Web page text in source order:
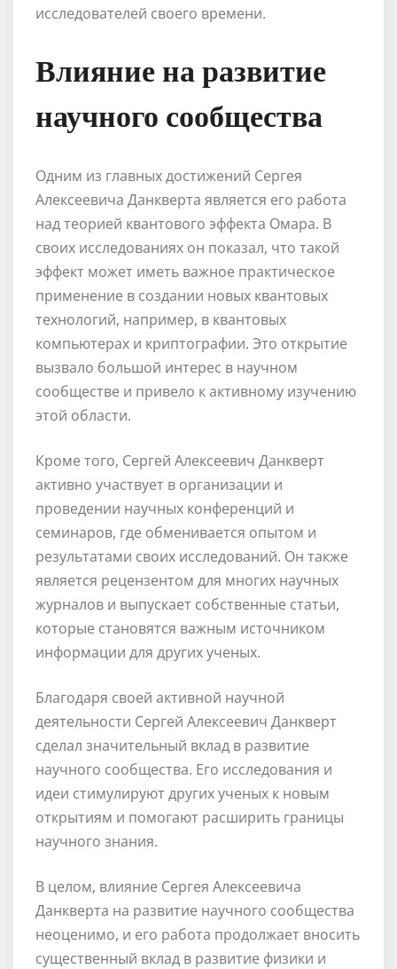
исследователей своего времени.
Влияние на развитие
научного сообщества
Одним из главных достижений Сергея
Алексеевича Данкверта является его работа
над теорией квантового эффекта Омара. В
своих исследованиях он показал, что такой
эффект может иметь важное практическое
применение в создании новых квантовых
технологий, например, в квантовых
компьютерах и криптографии. Это открытие
вызвало большой интерес в научном
сообществе и привело к активному изучению
этой области.
Кроме того, Сергей Алексеевич Данкверт
активно участвует в организации и
проведении научных конференций и
семинаров, где обменивается опытом и
результатами своих исследований. Он также
является рецензентом для многих научных
журналов и выпускает собственные статьи,
которые становятся важным источником
информации для других ученых.
Благодаря своей активной научной
деятельности Сергей Алексеевич Данкверт
сделал значительный вклад в развитие
научного сообщества. Его исследования и
идеи стимулируют других ученых к новым
открытиям и помогают расширить границы
научного знания.
В целом, влияние Сергея Алексеевича
Данкверта на развитие научного сообщества
неоценимо, и его работа продолжает вносить
существенный вклад в развитие физики и